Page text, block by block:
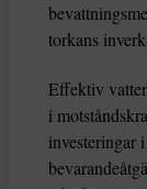
torkans
Effektiv
i
investeringar